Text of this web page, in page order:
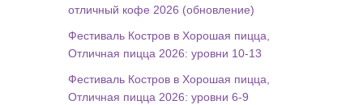
отличный кофе 2026 (обновление)
Фестиваль Костров в Хорошая пицца,
Отличная пицца 2026: уровни 10-13
Фестиваль Костров в Хорошая пицца,
Отличная пицца 2026: уровни 6-9